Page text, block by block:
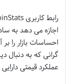
اجازه می دهد به
احساسات بازار را
گرانی که به دنبال
عملکرد قیمتی